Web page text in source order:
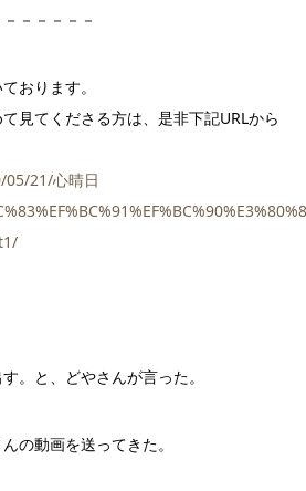
－－－－－
おります。
見てくださる方は、是非下記URLから
21/心晴日
。と、どやさんが言った。
の動画を送ってきた。